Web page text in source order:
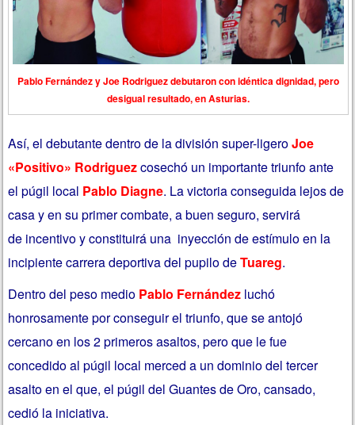
Pablo Fernández y Joe Rodriguez debutaron con idéntica dignidad, pero
desigual resultado, en Asturias.
Así, el debutante dentro de la división super-ligeroJoe
«Positivo» Rodriguezcosechó un importante triunfo ante
el púgil local Pablo Diagne. La victoria conseguida lejos de
casa y en su primer combate, a buen seguro, servirá
de incentivo y constituirá una inyección de estímulo en la
incipiente carrera deportiva del pupilo deTuareg.
Dentro del peso medio Pablo Fernández luchó
honrosamente por conseguir el triunfo, que se antojó
cercano en los 2 primeros asaltos, pero que le fue
concedido al púgil local merced a un dominio del tercer
asalto en el que, el púgil del Guantes de Oro, cansado,
cedió la iniciativa.